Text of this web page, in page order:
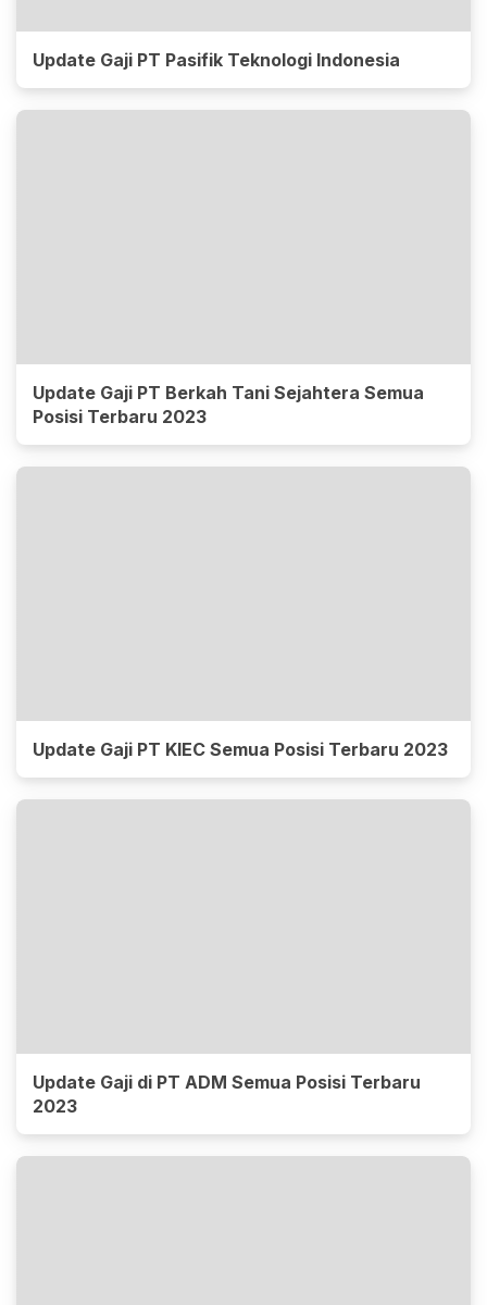
Update Gaji PT Pasifik Teknologi Indonesia
Update Gaji PT Berkah Tani Sejahtera Semua
Posisi Terbaru 2023
Update Gaji PT KIEC Semua Posisi Terbaru 2023
Update Gaji di PT ADM Semua Posisi Terbaru
2023